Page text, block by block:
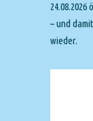
– und
wieder.